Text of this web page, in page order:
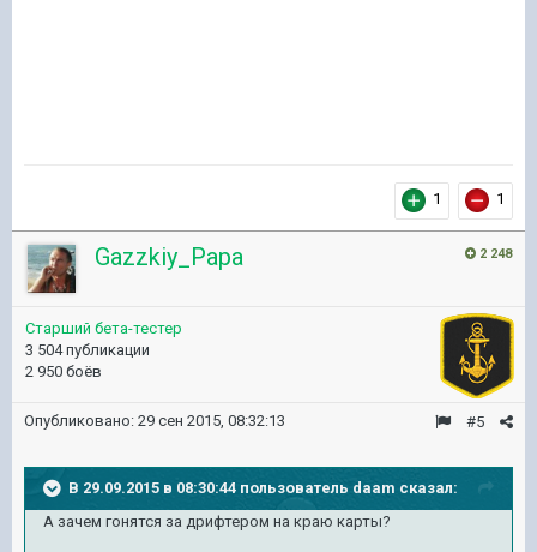
1 1
2 248
Gazzkiy_Papa
Старший бета-тестер
3 504 публикации
2 950 боёв
#5
Опубликовано: 29 сен 2015, 08:32:13
В 29.09.2015 в 08:30:44 пользователь daam сказал:
А зачем гонятся за дрифтером на краю карты?